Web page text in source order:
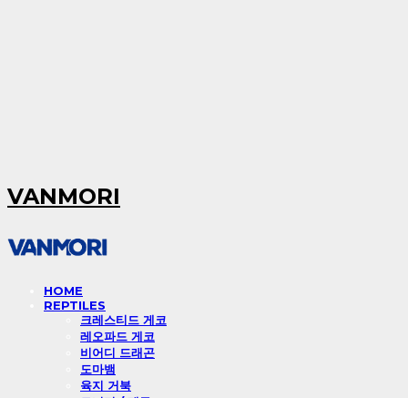
VANMORI
HOME
REPTILES
크레스티드 게코
레오파드 게코
비어디 드래곤
도마뱀
육지 거북